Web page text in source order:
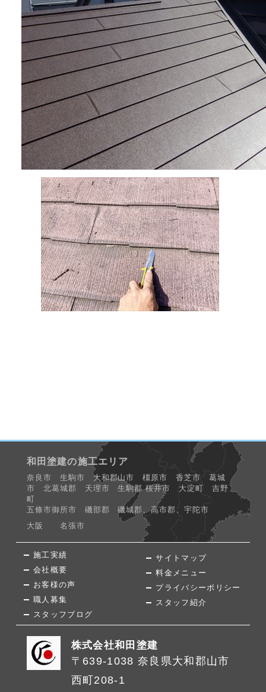
和田塗建の施工エリア
奈良市 生駒市 大和郡山市 橿原市 香芝市 葛城
市 北葛城郡 天理市 生駒郡 桜井市 大淀町 吉野
町
五條市御所市 磯部郡 磯城郡、高市郡、宇陀市
大阪 名張市
施工実績
会社概要
お客様の声
職人募集
スタッフブログ
サイトマップ
料金メニュー
プライバシーポリシー
スタッフ紹介
株式会社和田塗建
〒639-1038 奈良県大和郡山市
西町208-1